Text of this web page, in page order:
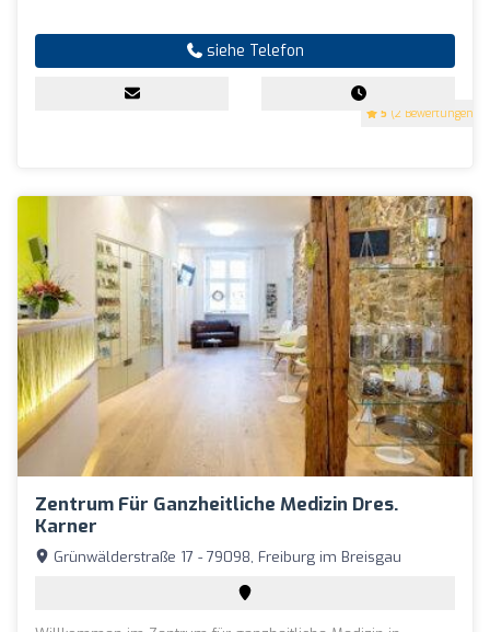
5 (2 Bewertungen)
siehe Telefon
Zentrum Für Ganzheitliche Medizin Dres.
Karner
Grünwälderstraße 17 - 79098, Freiburg im Breisgau